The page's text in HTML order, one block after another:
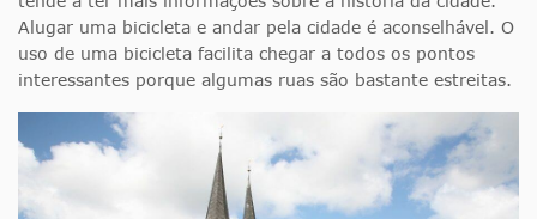
Alugar uma bicicleta e andar pela cidade é aconselhável. O
uso de uma bicicleta facilita chegar a todos os pontos
interessantes porque algumas ruas são bastante estreitas.